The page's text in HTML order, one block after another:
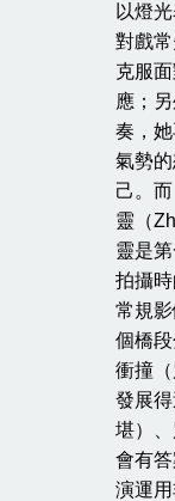
以燈
對戲
克服
應；
奏，
氣勢
己。
靈（
靈是
拍攝
常規
個橋
衝撞
發展
堪）
會有
演運